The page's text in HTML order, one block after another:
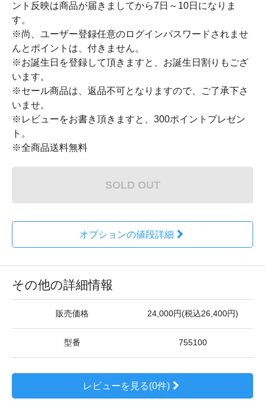
ント反映は商品が届きましてから7日～10日になりま
す。
※尚、ユーザー登録任意のログインパスワードされませ
んとポイントは、付きません。
※お誕生日を登録して頂きますと、お誕生日割りもござ
います。
※セール商品は、返品不可となりますので、ご了承下さ
いませ。
※レビューをお書き頂きますと、300ポイントプレゼン
ト。
※全商品送料無料
SOLD OUT
オプションの値段詳細
その他の詳細情報
販売価格 24,000円(税込26,400円)
型番 755100
レビューを見る(0件)